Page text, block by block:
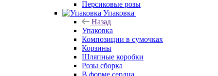
Персиковые розы
Упаковка
Назад
Упаковка
Композиции в сумочках
Корзины
Шляпные коробки
Розы сборка
В форме сердца